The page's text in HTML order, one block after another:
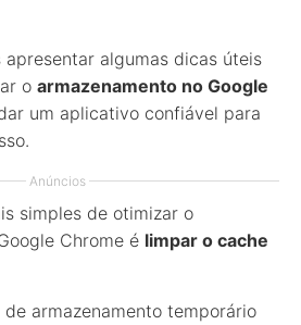
algumas dicas úteis
o armazenamento no Google
um aplicativo confiável para
Anúncios
simples de otimizar o
Chrome é limpar o cache
armazenamento temporário